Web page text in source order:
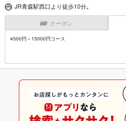
JR青森駅西口より徒歩10分｡
クーポン
4500円～15000円コース